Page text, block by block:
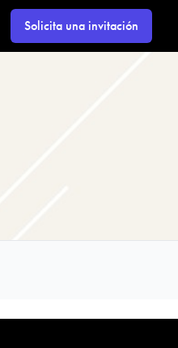
Solicita una invitación